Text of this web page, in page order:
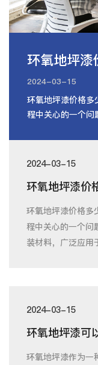
环氧地坪漆
2024-03-15
环氧地坪漆价格多
程中关心的一个问
2024-03-15
环氧地坪漆价
环氧地坪漆价格多
程中关心的一个问
装材料，广泛应用
2024-03-15
环氧地坪漆可
环氧地坪漆作为一